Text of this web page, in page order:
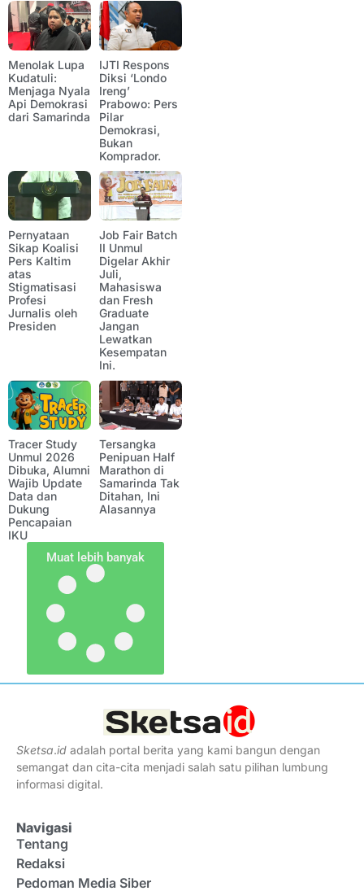
Menolak Lupa
Kudatuli:
Menjaga Nyala
Api Demokrasi
dari Samarinda
IJTI Respons
Diksi ‘Londo
Ireng’
Prabowo: Pers
Pilar
Demokrasi,
Bukan
Komprador.
Pernyataan
Sikap Koalisi
Pers Kaltim
atas
Stigmatisasi
Profesi
Jurnalis oleh
Presiden
Job Fair Batch
II Unmul
Digelar Akhir
Juli,
Mahasiswa
dan Fresh
Graduate
Jangan
Lewatkan
Kesempatan
Ini.
Tracer Study
Unmul 2026
Dibuka, Alumni
Wajib Update
Data dan
Dukung
Pencapaian
IKU
Tersangka
Penipuan Half
Marathon di
Samarinda Tak
Ditahan, Ini
Alasannya
Muat lebih banyak
Sketsa.id adalah portal berita yang kami bangun dengan
semangat dan cita-cita menjadi salah satu pilihan lumbung
informasi digital.
Navigasi
Tentang
Redaksi
Pedoman Media Siber